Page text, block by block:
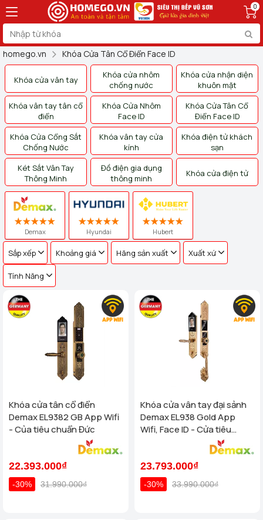
0
homego.vn Khóa Cửa Tân Cổ Điển Face ID
Khóa cửa vân tay
Khóa cửa nhôm
chống nước
Khóa cửa nhận diện
khuôn mặt
Khóa vân tay tân cổ
điển
Khóa Cửa Nhôm
Face ID
Khóa Cửa Tân Cổ
Điển Face ID
Khóa Cửa Cổng Sắt
Chống Nước
Khóa vân tay cửa
kính
Khóa điện tử khách
sạn
Két Sắt Vân Tay
Thông Minh
Đồ điện gia dụng
thông minh
Khóa cửa điện tử
Demax Hyundai Hubert
Sắp xếp Khoảng giá Hãng sản xuất Xuất xứ
Tính Năng
Khóa cửa tân cổ điển
Demax EL9382 GB App Wifi
- Của tiêu chuẩn Đức
22.393.000₫
-30% 31.990.000₫
Khóa cửa vân tay đại sảnh
Demax EL938 Gold App
Wifi, Face ID - Cửa tiêu
23.793.000₫
-30% 33.990.000₫